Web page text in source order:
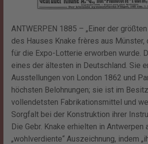
ANTWERPEN 1885 – „Einer der
des Hauses Knake frères aus Münster,
für die Expo-Lotterie erworben wurde.
eines der ältesten in Deutschland. Sie
Ausstellungen von London 1862 und
höchsten Belohnungen; sie ist im
vollendetsten Fabrikationsmittel und
Sorgfalt bei der Konstruktion ihrer
Die Gebr. Knake erhielten in Antwerpen
„wohlverdiente“ Auszeichnung, indem